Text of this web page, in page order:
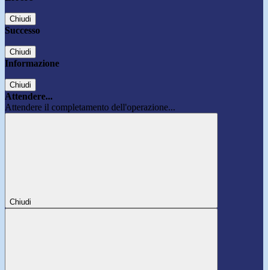
Chiudi
Successo
Chiudi
Informazione
Chiudi
Attendere...
Attendere il completamento dell'operazione...
Chiudi